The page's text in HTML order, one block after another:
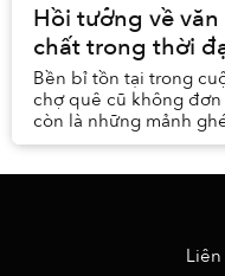
Hồi tưởng về
chất trong thời
Bền bỉ tồn tại trong
chợ quê cũ không
còn là những mảnh
vui vầy sắm sửa ngày